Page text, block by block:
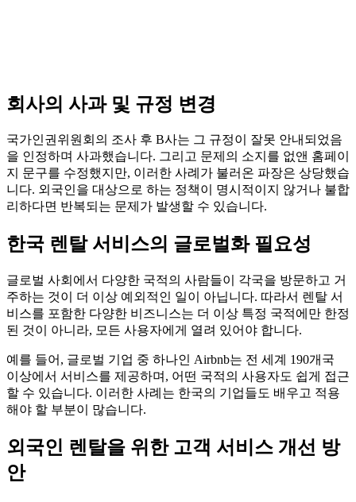
회사의 사과 및 규정 변경
국가인권위원회의 조사 후 B사는 그 규정이 잘못 안내되었음
을 인정하며 사과했습니다. 그리고 문제의 소지를 없앤 홈페이
지 문구를 수정했지만, 이러한 사례가 불러온 파장은 상당했습
니다. 외국인을 대상으로 하는 정책이 명시적이지 않거나 불합
리하다면 반복되는 문제가 발생할 수 있습니다.
한국 렌탈 서비스의 글로벌화 필요성
글로벌 사회에서 다양한 국적의 사람들이 각국을 방문하고 거
주하는 것이 더 이상 예외적인 일이 아닙니다. 따라서 렌탈 서
비스를 포함한 다양한 비즈니스는 더 이상 특정 국적에만 한정
된 것이 아니라, 모든 사용자에게 열려 있어야 합니다.
예를 들어, 글로벌 기업 중 하나인 Airbnb는 전 세계 190개국
이상에서 서비스를 제공하며, 어떤 국적의 사용자도 쉽게 접근
할 수 있습니다. 이러한 사례는 한국의 기업들도 배우고 적용
해야 할 부분이 많습니다.
외국인 렌탈을 위한 고객 서비스 개선 방
안